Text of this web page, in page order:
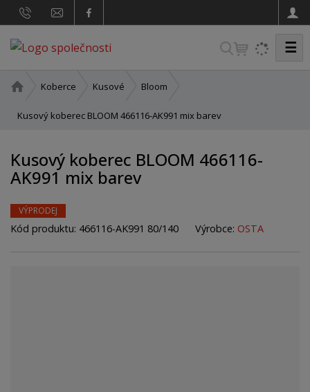
V
a
☰
o
í
s
r
a
Koberce Kusové Bloom
Kusový koberec BLOOM 466116-AK991 mix barev
Kusový koberec BLOOM 466116-
AK991 mix barev
VÝPRODEJ
Kód produktu: 466116-AK991 80/140 Výrobce: OSTA